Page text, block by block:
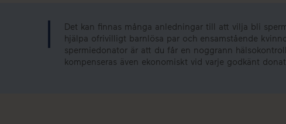
Det kan finnas många anledningar till att vilja bli
hjälpa ofrivilligt barnlösa par och ensamstående
spermiedonator är att du får en noggrann
kompenseras även ekonomiskt vid varje godkänt